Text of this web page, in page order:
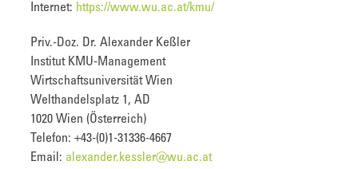
Internet: https://www.wu.ac.at/kmu/
Priv.-Doz. Dr. Alexander Keßler
Institut KMU-Management
Wirtschaftsuniversität Wien
Welthandelsplatz 1, AD
1020 Wien (Österreich)
Telefon: +43-(0)1-31336-4667
Email: alexander.kessler@wu.ac.at